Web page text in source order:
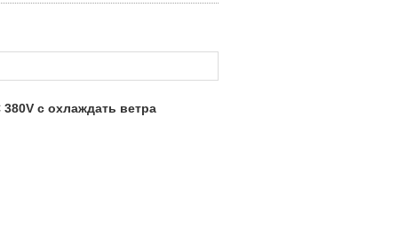
с охлаждать ветра